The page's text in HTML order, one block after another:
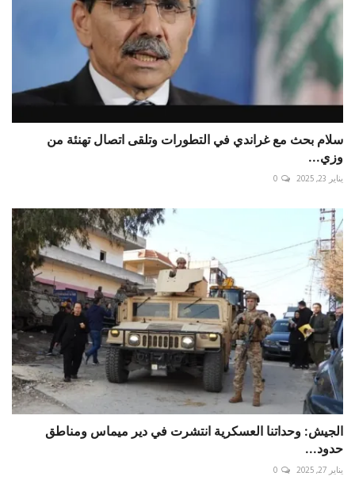
سلام بحث مع غراندي في التطورات وتلقى اتصال تهنئة من
وزي...
يناير 23, 2025 0
الجيش: وحداتنا العسكرية انتشرت في دير ميماس ومناطق
حدود...
يناير 27, 2025 0